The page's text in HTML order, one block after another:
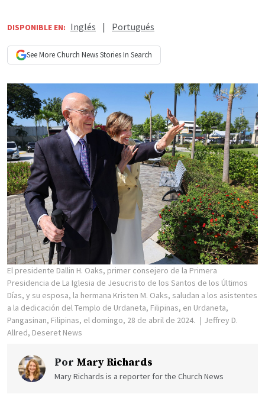
DISPONIBLE EN: Inglés | Portugués
See More Church NewsStories In Search
El presidente Dallin H. Oaks, primer consejero de la Primera
Presidencia de La Iglesia de Jesucristo de los Santos de los Últimos
Días, y su esposa, la hermana Kristen M. Oaks, saludan a los asistentes
a la dedicación del Templo de Urdaneta, Filipinas, en Urdaneta,
Pangasinan, Filipinas, el domingo, 28 de abril de 2024.
Jeffrey D.
Allred, Deseret News
Por Mary Richards
Mary Richards is a reporter for the Church News